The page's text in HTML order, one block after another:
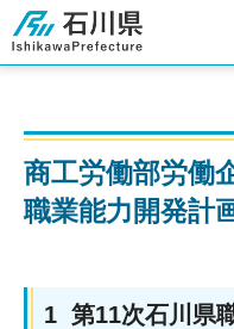
石川県
商工労働部労働
職業能力開発計
1 第11次石川県